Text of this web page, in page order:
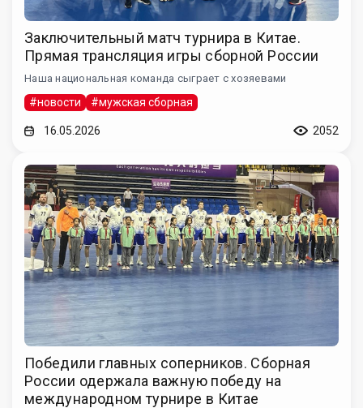
Заключительный матч турнира в Китае.
Прямая трансляция игры сборной России
Наша национальная команда сыграет с хозяевами
#новости #мужская сборная
16.05.2026 2052
Победили главных соперников. Сборная
России одержала важную победу на
международном турнире в Китае